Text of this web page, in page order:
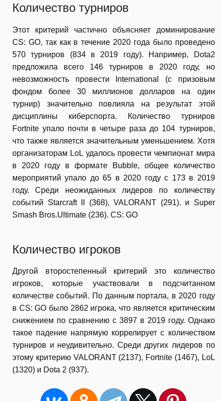
Количество турниров
Этот критерий частично объясняет доминирование
CS: GO, так как в течение 2020 года было проведено
570 турниров (834 в 2019 году). Например, Dota2
предложила всего 146 турниров в 2020 году, но
невозможность провести International (с призовым
фондом более 30 миллионов долларов на один
турнир) значительно повлияла на результат этой
дисциплины киберспорта. Количество турниров
Fortnite упало почти в четыре раза до 104 турниров,
что также является значительным уменьшением. Хотя
организаторам LoL удалось провести чемпионат мира
в 2020 году в формате Bubble, общее количество
мероприятий упало до 65 в 2020 году с 173 в 2019
году. Среди неожиданных лидеров по количеству
событий Starcraft II (368), VALORANT (291). и Super
Smash Bros.Ultimate (236). CS: GO
Количество игроков
Другой второстепенный критерий это количество
игроков, которые участвовали в подсчитанном
количестве событий. По данным портала, в 2020 году
в CS: GO было 2862 игрока, что является критическим
снижением по сравнению с 3897 в 2019 году. Однако
такое падение напрямую коррелирует с количеством
турниров и неудивительно. Среди других лидеров по
этому критерию VALORANT (2137), Fortnite (1467), LoL
(1320) и Dota 2 (937).